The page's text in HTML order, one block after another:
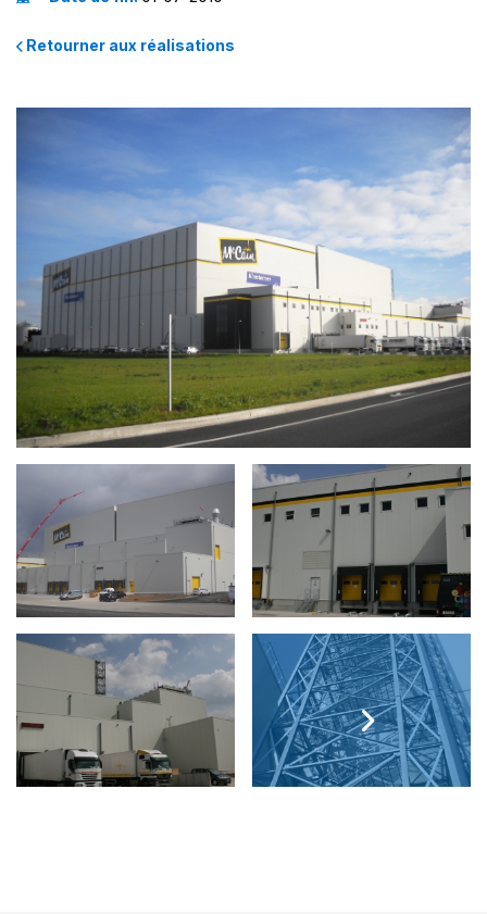
Retourner aux réalisations